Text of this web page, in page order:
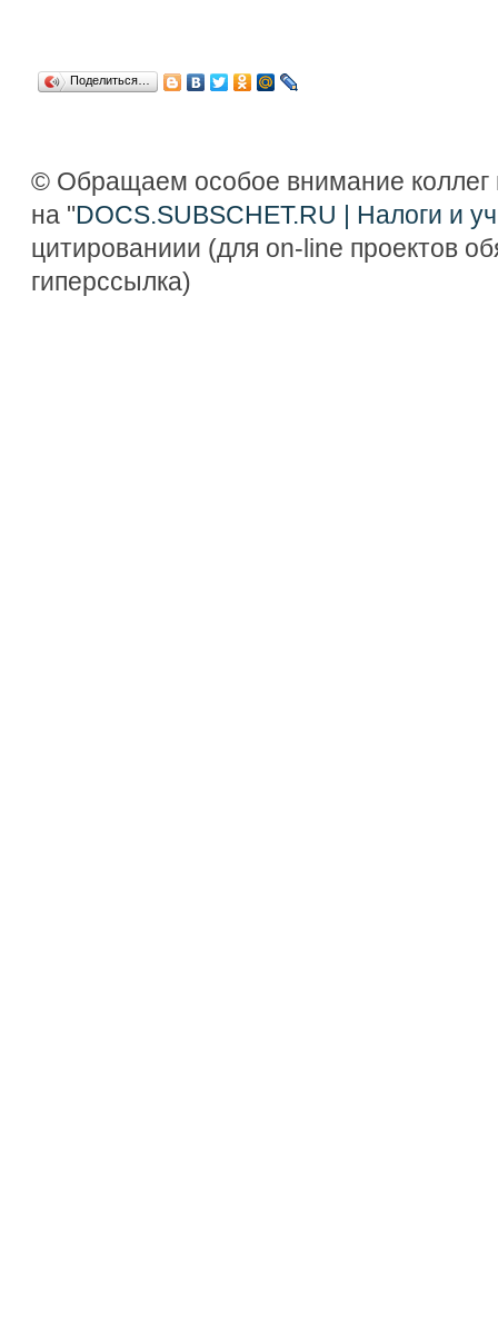
Поделиться…
© Обращаем особое внимание коллег
на "DOCS.SUBSCHET.RU | Налоги и
цитированиии (для on-line проектов
гиперссылка)